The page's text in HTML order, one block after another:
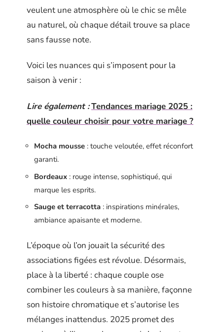
veulent une atmosphère où le chic se mêle
au naturel, où chaque détail trouve sa place
sans fausse note.
Voici les nuances qui s’imposent pour la
saison à venir :
Lire également :Tendances mariage 2025 :
quelle couleur choisir pour votre mariage ?
Mocha mousse : touche veloutée, effet réconfort
garanti.
Bordeaux : rouge intense, sophistiqué, qui
marque les esprits.
Sauge et terracotta : inspirations minérales,
ambiance apaisante et moderne.
L’époque où l’on jouait la sécurité des
associations figées est révolue. Désormais,
place à la liberté : chaque couple ose
combiner les couleurs à sa manière, façonne
son histoire chromatique et s’autorise les
mélanges inattendus. 2025 promet des